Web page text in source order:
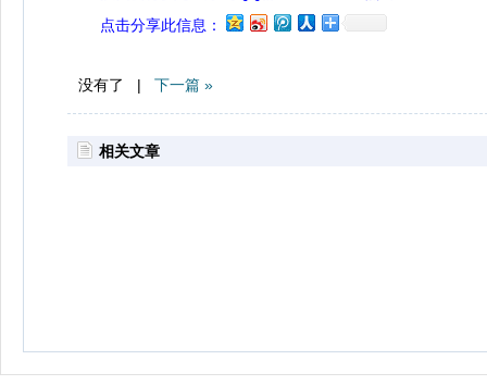
点击分享此信息：
没有了 | 下一篇 »
相关文章